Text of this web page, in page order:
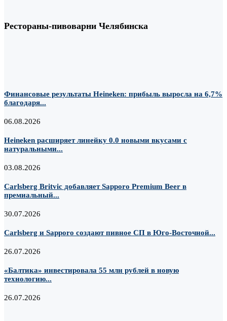
Рестораны-пивоварни Челябинска
Финансовые результаты Heineken: прибыль выросла на 6,7%
благодаря...
06.08.2026
Heineken расширяет линейку 0.0 новыми вкусами с
натуральными...
03.08.2026
Carlsberg Britvic добавляет Sapporo Premium Beer в
премиальный...
30.07.2026
Carlsberg и Sapporo создают пивное СП в Юго-Восточной...
26.07.2026
«Балтика» инвестировала 55 млн рублей в новую
технологию...
26.07.2026